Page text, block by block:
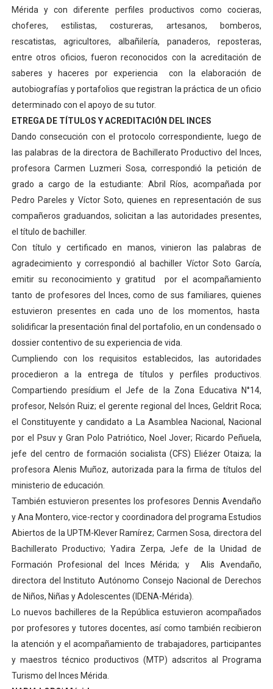
Mérida y con diferente perfiles productivos como cocieras,
choferes, estilistas, costureras, artesanos, bomberos,
rescatistas, agricultores, albañilería, panaderos, reposteras,
entre otros oficios, fueron reconocidos con la acreditación de
saberes y haceres por experiencia con la elaboración de
autobiografías y portafolios que registran la práctica de un oficio
determinado con el apoyo de su tutor.
ETREGA DE TÍTULOS Y ACREDITACIÓN DEL INCES
Dando consecución con el protocolo correspondiente, luego de
las palabras de la directora de Bachillerato Productivo del Inces,
profesora Carmen Luzmeri Sosa, correspondió la petición de
grado a cargo de la estudiante: Abril Ríos, acompañada por
Pedro Pareles y Víctor Soto, quienes en representación de sus
compañeros graduandos, solicitan a las autoridades presentes,
el título de bachiller.
Con título y certificado en manos, vinieron las palabras de
agradecimiento y correspondió al bachiller Víctor Soto García,
emitir su reconocimiento y gratitud por el acompañamiento
tanto de profesores del Inces, como de sus familiares, quienes
estuvieron presentes en cada uno de los momentos, hasta
solidificar la presentación final del portafolio, en un condensado o
dossier contentivo de su experiencia de vida.
Cumpliendo con los requisitos establecidos, las autoridades
procedieron a la entrega de títulos y perfiles productivos.
Compartiendo presídium el Jefe de la Zona Educativa N°14,
profesor, Nelsón Ruiz; el gerente regional del Inces, Geldrit Roca;
el Constituyente y candidato a La Asamblea Nacional, Nacional
por el Psuv y Gran Polo Patriótico, Noel Jover; Ricardo Peñuela,
jefe del centro de formación socialista (CFS) Eliézer Otaiza; la
profesora Alenis Muñoz, autorizada para la firma de títulos del
ministerio de educación.
También estuvieron presentes los profesores Dennis Avendaño
y Ana Montero, vice-rector y coordinadora del programa Estudios
Abiertos de la UPTM-Klever Ramírez; Carmen Sosa, directora del
Bachillerato Productivo; Yadira Zerpa, Jefe de la Unidad de
Formación Profesional del Inces Mérida; y Alis Avendaño,
directora del Instituto Autónomo Consejo Nacional de Derechos
de Niños, Niñas y Adolescentes (IDENA-Mérida).
Lo nuevos bachilleres de la República estuvieron acompañados
por profesores y tutores docentes, así como también recibieron
la atención y el acompañamiento de trabajadores, participantes
y maestros técnico productivos (MTP) adscritos al Programa
Turismo del Inces Mérida.